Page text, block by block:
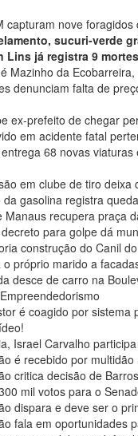
capturam nove
sucuri-verde
Lins já registra 9
Mazinho da
denunciam falta de
ex-prefeito de chegar
em acidente fatal
68 novas
em clube de tiro
da gasolina registra
Manaus recupera praça
para golpe dá
construção do Canil
o próprio marido a
desce de carro na
é coagido por
Israel Carvalho
é recebido por
critica decisão de
mil votos para o
dispara e deve ser o
fala em oportunidades